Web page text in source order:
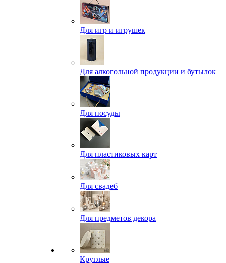
Для игр и игрушек
Для алкогольной продукции и бутылок
Для посуды
Для пластиковых карт
Для свадеб
Для предметов декора
Круглые